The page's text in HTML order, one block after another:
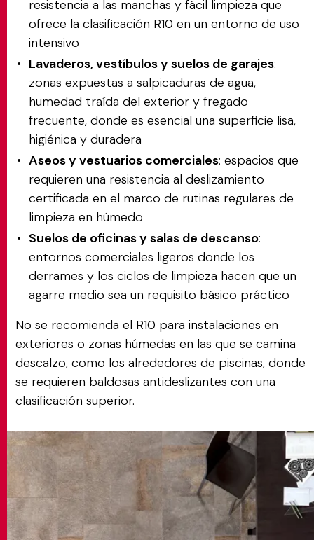
resistencia a las manchas y fácil limpieza que
ofrece la clasificación R10 en un entorno de uso
intensivo
Lavaderos, vestíbulos y suelos de garajes:
zonas expuestas a salpicaduras de agua,
humedad traída del exterior y fregado
frecuente, donde es esencial una superficie lisa,
higiénica y duradera
Aseos y vestuarios comerciales: espacios que
requieren una resistencia al deslizamiento
certificada en el marco de rutinas regulares de
limpieza en húmedo
Suelos de oficinas y salas de descanso:
entornos comerciales ligeros donde los
derrames y los ciclos de limpieza hacen que un
agarre medio sea un requisito básico práctico
No se recomienda el R10 para instalaciones en
exteriores o zonas húmedas en las que se camina
descalzo, como los alrededores de piscinas, donde
se requieren baldosas antideslizantes con una
clasificación superior.